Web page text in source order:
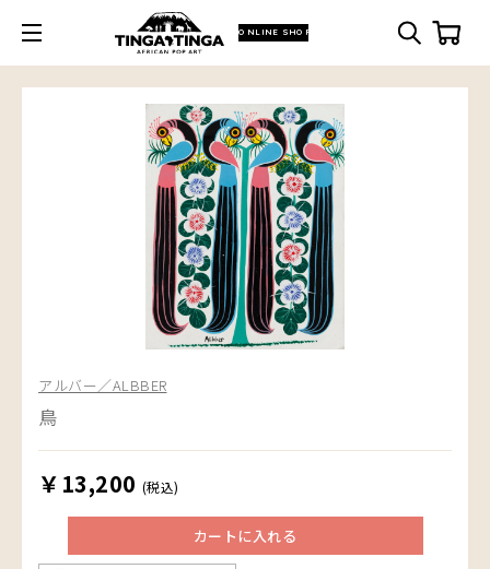
ONLINE SHOP
アルバー／ALBBER
鳥
￥13,200 (税込)
カートに入れる